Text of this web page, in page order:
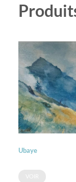
Ubaye